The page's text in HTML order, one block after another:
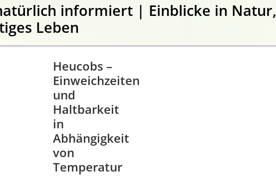
informiert | Einblicke in Natur,
Leben
Heucobs –
Einweichzeiten
und
Haltbarkeit
in
Abhängigkeit
von
Temperatur